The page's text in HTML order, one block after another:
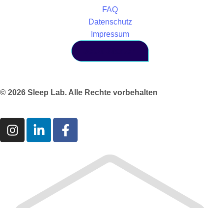
FAQ
Datenschutz
Impressum
© 2026 Sleep Lab. Alle Rechte vorbehalten